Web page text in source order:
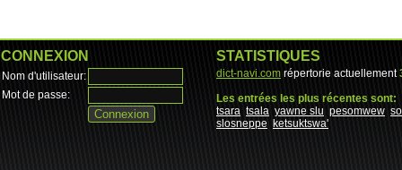
CONNEXION
Nom d'utilisateur:
Mot de passe:
STATISTIQUES
dict-navi.com répertorie actuellement
Les entrées les plus récentes sont:
tsara tsala yawne slu pesomwew
slosneppe
ketsuktswa'